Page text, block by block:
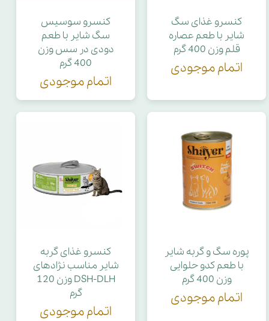
کنسرو غذای سگ
شایر با طعم عصاره
قلم وزن 400 گرم
اتمام موجودی
کنسرو سوسیس
سگ شایر با طعم
دودی در سس وزن
400 گرم
اتمام موجودی
پوره سگ و گربه شایر
با طعم کدو حلوایی
وزن 400 گرم
اتمام موجودی
کنسرو غذای گربه
شایر مناسب نژادهای
DSH-DLH وزن 120
گرم
اتمام موجودی